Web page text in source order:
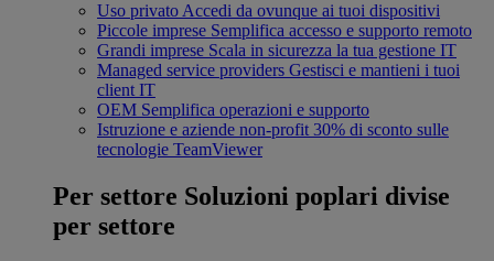
Uso privato Accedi da ovunque ai tuoi dispositivi
Piccole imprese Semplifica accesso e supporto remoto
Grandi imprese Scala in sicurezza la tua gestione IT
Managed service providers Gestisci e mantieni i tuoi
client IT
OEM Semplifica operazioni e supporto
Istruzione e aziende non-profit 30% di sconto sulle
tecnologie TeamViewer
Per settore Soluzioni poplari divise
per settore